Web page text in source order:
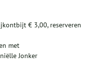
€ 3,00, reserveren
met
Jonker